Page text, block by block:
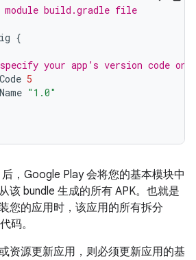
build.gradle file
{
your app’s version code
5
"1.0"
，Google Play 会将您的基本模块中
该 bundle 生成的所有 APK。也就是
您的应用时，该应用的所有拆分
码。
资源更新应用，则必须更新应用的基